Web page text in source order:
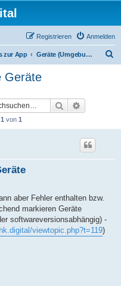
Anmelden
Registrieren
zur App Geräte (Umgebungen) für die App
Geräte
Suche
1 von 1
aber Fehler enthalten bzw.
markieren Geräte
softwareversionsabhängig) -
viewtopic.php?t=119)